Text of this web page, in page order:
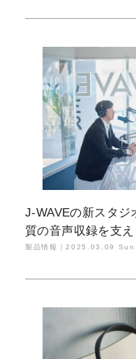
J-WAVEの新スタジ
質の音声収録を支
製品情報｜2025.03.09 Sun